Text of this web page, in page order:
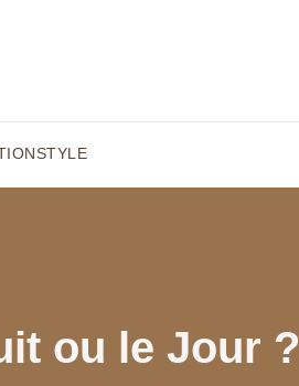
STYLE
ou le Jour ?